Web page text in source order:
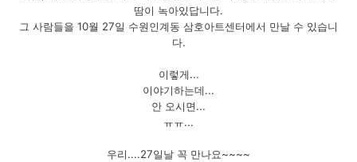
땀이 녹아있답니다.
그 사람들을 10월 27일 수원인계동 삼호아트센터에서 만날 수 있습니
다.
이렇게...
이야기하는데...
안 오시면...
ㅠㅠ...
우리....27일날 꼭 만나요~~~~